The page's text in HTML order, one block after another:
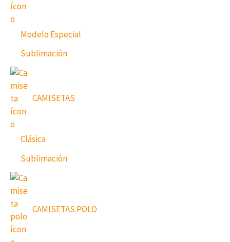
Modelo Especial
Sublimación
CAMISETAS
Clásica
Sublimación
CAMISETAS POLO